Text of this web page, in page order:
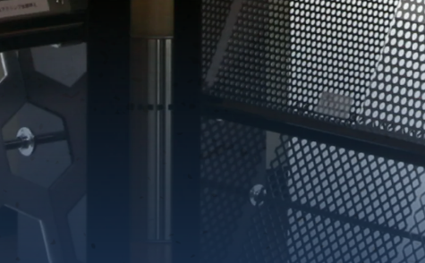
金型パターン
在庫リスト
造粒機及び粉砕機用
遠心分離機用
スーパーパンチング™
SUPER PUNCHING™
スーパーパンチング™
標準金型リスト
スーパーパンチング™
在庫リスト
ODSサニタリーストレーナー™
二相ステンレス鋼パンチング
メタル™
耐摩耗鋼板HARDOX®
エンボス・ディンプル加工
樹脂パンチング™
（プラスチックパンチング）
セレクト カラー・サイズ
樹脂パンチング™（PVC）
オーダーシート
CFRTP
（炭素繊維強化熱可塑性樹
脂）
パンチング™
大開孔率パンチング™
（X-OPEN AREA
PUNCHING）
C.G.P/コンピューター
グラフィックパンチング
開孔率自動計算(%)
重量自動計算(kg)
パンチングメタル加工品
エキスパンドメタル
CFRTP EXメッシュ『CF
TON』
グレーチング
溶接金網
ファインメッシュ
ファインメッシュ加工品